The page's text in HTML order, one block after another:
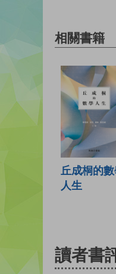
相關書籍
丘成桐的
人生
讀者書